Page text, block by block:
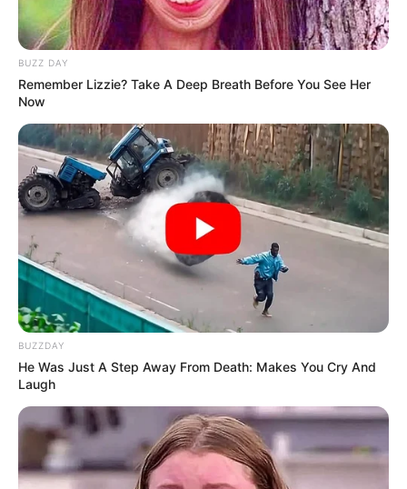
แนะนำ
ดูดวง
ดูดวง
เบอร์โทร คน Keep look เป๊ะทุกมุมดูดี
ทุกองศา คุณล่ะมีเลขคู่นี้ไหม
ดูดวง
วันที่ 1 ส.ค. 2569 วันคล้ายวันสำเร็จ
เว็บไซต์นี้ใช้คุกกี้
เพื่อการนำเสนอเนื้อหาที่ดี รวมถึงการจัดการข้อมูลส่วนบุคคล เพื่อให้คุณได้รับ
ประสบการณ์ที่ดีบนบริการของเว็บไซต์เรา หากคุณใช้บริการเว็บไซต์นี้ต่อไปโดย
ไม่มีการปรับตั้งค่าใดๆนั้น แสดงว่าคุณยอมรับนโยบายคุกกี้และนโยบายส่วน
ยอมรับ เรียนรู้เพิ่มเติม
BUZZ DAY
Remember Lizzie? Take A Deep Breath Before You See Her
Now
BUZZDAY
He Was Just A Step Away From Death: Makes You Cry And
Laugh